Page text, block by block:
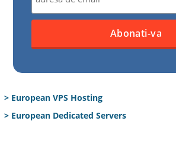
> European VPS Hosting
> European Dedicated Servers